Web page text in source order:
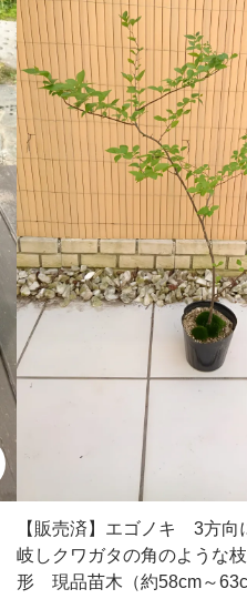
【販売済】エゴノキ 3方向
岐しクワガタの角のような
形 現品苗木（約58cm～